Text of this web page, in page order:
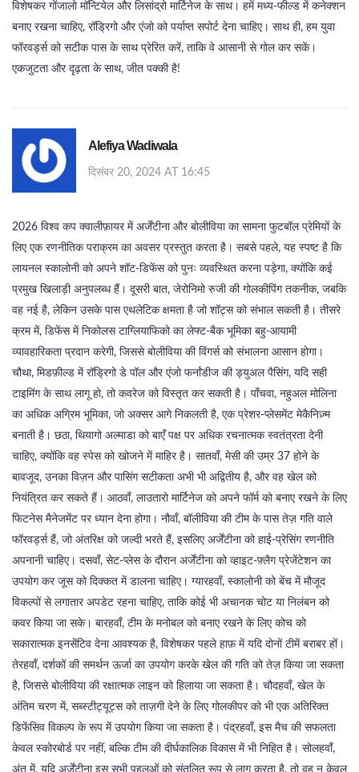
विशेषकर गोंजालो मॉन्टियेल और लिसांद्रो मार्टिनेज के साथ। हमें मध्य‑फील्ड में कनेक्शन
बनाए रखना चाहिए, रॉड्रिगो और एंजो को पर्याप्त सपोर्ट देना चाहिए। साथ ही, हम युवा
फॉरवर्ड्स को सटीक पास के साथ प्रेरित करें, ताकि वे आसानी से गोल कर सकें।
एकजुटता और दृढ़ता के साथ, जीत पक्की है!
Alefiya Wadiwala
दिसंबर 20, 2024 AT 16:45
2026 विश्व कप क्वालीफ़ायर में अर्जेंटीना और बोलीविया का सामना फुटबॉल प्रेमियों के
लिए एक रणनीतिक पराक्रम का अवसर प्रस्तुत करता है। सबसे पहले, यह स्पष्ट है कि
लायनल स्कालोनी को अपने शॉट‑डिफेंस को पुनः व्यवस्थित करना पड़ेगा, क्योंकि कई
प्रमुख खिलाड़ी अनुपलब्ध हैं। दूसरी बात, जेरोनिमो रुजी की गोलकीपिंग तकनीक, जबकि
वह नई है, लेकिन उसके पास एथलेटिक क्षमता है जो शॉट्स को संभाल सकती है। तीसरे
क्रम में, डिफेंस में निकोलस टाग्लियाफिको का लेफ्ट‑बैक भूमिका बहु‑आयामी
व्यावहारिकता प्रदान करेगी, जिससे बोलीविया की विंगर्स को संभालना आसान होगा।
चौथा, मिडफ़ील्ड में रॉड्रिगो डे पॉल और एंजो फर्नांडीज की ड्युअल पैसिंग, यदि सही
टाइमिंग के साथ लागू हो, तो कवरेज को विस्तृत कर सकती है। पाँचवा, नहुअल मोलिना
का अधिक अग्रिम भूमिका, जो अक्सर आगे निकलती है, एक प्रेशर‑प्लेसमेंट मेकैनिज़्म
बनाती है। छठा, थियागो अल्माडा को बाएँ पक्ष पर अधिक रचनात्मक स्वतंत्रता देनी
चाहिए, क्योंकि वह स्पेस को खोजने में माहिर है। सातवाँ, मेसी की उम्र 37 होने के
बावजूद, उनका विज़न और पासिंग सटीकता अभी भी अद्वितीय है, और वह खेल को
नियंत्रित कर सकते हैं। आठवाँ, लाउतारो मार्टिनेज को अपने फॉर्म को बनाए रखने के लिए
फिटनेस मैनेजमेंट पर ध्यान देना होगा। नौवाँ, बॉलीविया की टीम के पास तेज़ गति वाले
फॉरवर्ड्स हैं, जो अंतरिक्ष को जल्दी भरते हैं, इसलिए अर्जेंटीना को हाई‑प्रेसिंग रणनीति
अपनानी चाहिए। दसवाँ, सेट‑प्लेस के दौरान अर्जेंटीना को व्हाइट‑फ़्लैग प्रेजेंटेशन का
उपयोग कर जूस को दिक्कत में डालना चाहिए। ग्यारहवाँ, स्कालोनी को बेंच में मौजूद
विकल्पों से लगातार अपडेट रहना चाहिए, ताकि कोई भी अचानक चोट या निलंबन को
कवर किया जा सके। बारहवाँ, टीम के मनोबल को बनाए रखने के लिए कोच को
सकारात्मक इनसेंटिव देना आवश्यक है, विशेषकर पहले हाफ़ में यदि दोनों टीमें बराबर हों।
तेरहवाँ, दर्शकों की समर्थन ऊर्जा का उपयोग करके खेल की गति को तेज़ किया जा सकता
है, जिससे बोलीविया की रक्षात्मक लाइन को हिलाया जा सकता है। चौदहवाँ, खेल के
अंतिम चरण में, सब्स्टीट्यूट्स को ताज़गी देने के लिए गोलकीपर को भी एक अतिरिक्त
डिफेंसिव विकल्प के रूप में उपयोग किया जा सकता है। पंद्रहवाँ, इस मैच की सफलता
केवल स्कोरबोर्ड पर नहीं, बल्कि टीम की दीर्घकालिक विकास में भी निहित है। सोलहवाँ,